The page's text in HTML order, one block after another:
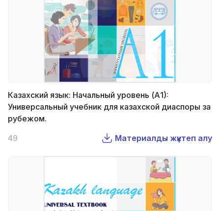
Казахский язык: Начальный уровень (А1):
Универсальный учебник для казахской диаспоры за
рубежом.
49
Материалды жүктеп алу